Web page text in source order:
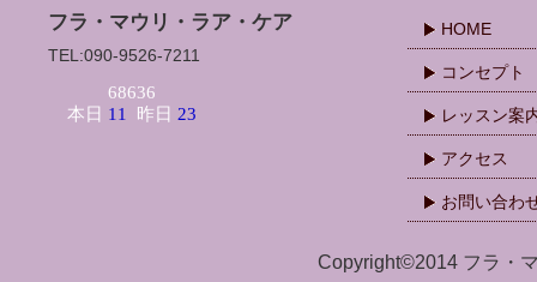
フラ・マウリ・ラア・ケア
TEL:090-9526-7211
HOME
コンセプト
レッスン案
アクセス
お問い合わ
Copyright©2014 フラ・